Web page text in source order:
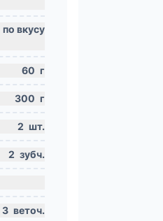
60 г
300 г
2 шт.
2 зубч.
3 веточ.